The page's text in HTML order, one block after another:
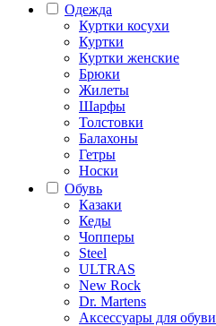
Одежда
Куртки косухи
Куртки
Куртки женские
Брюки
Жилеты
Шарфы
Толстовки
Балахоны
Гетры
Носки
Обувь
Казаки
Кеды
Чопперы
Steel
ULTRAS
New Rock
Dr. Martens
Аксессуары для обуви